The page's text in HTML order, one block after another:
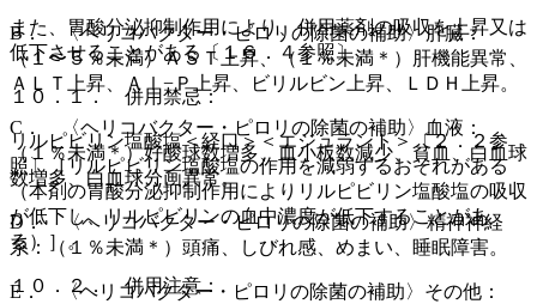
また、胃酸分泌抑制作用により、併用薬剤の吸収を上昇又は
低下させることがある〔１６．４参照〕。
１０．１． 併用禁忌：
リルピビリン塩酸塩＜経口＞＜エジュラント＞〔２．２参
照〕［リルピビリン塩酸塩の作用を減弱するおそれがある
（本剤の胃酸分泌抑制作用によりリルピビリン塩酸塩の吸収
が低下し、リルピビリンの血中濃度が低下することがあ
る）］。
１０．２． 併用注意：
B． 〈ヘリコバクター・ピロリの除菌の補助〉肝臓：
（１〜５％未満）ＡＳＴ上昇、（１％未満＊）肝機能異常、
ＡＬＴ上昇、Ａｌ−Ｐ上昇、ビリルビン上昇、ＬＤＨ上昇。
C． 〈ヘリコバクター・ピロリの除菌の補助〉血液：
（１％未満＊）好酸球数増多、血小板数減少、貧血、白血球
数増多、白血球分画異常。
D． 〈ヘリコバクター・ピロリの除菌の補助〉精神神経
系：（１％未満＊）頭痛、しびれ感、めまい、睡眠障害。
E． 〈ヘリコバクター・ピロリの除菌の補助〉その他：